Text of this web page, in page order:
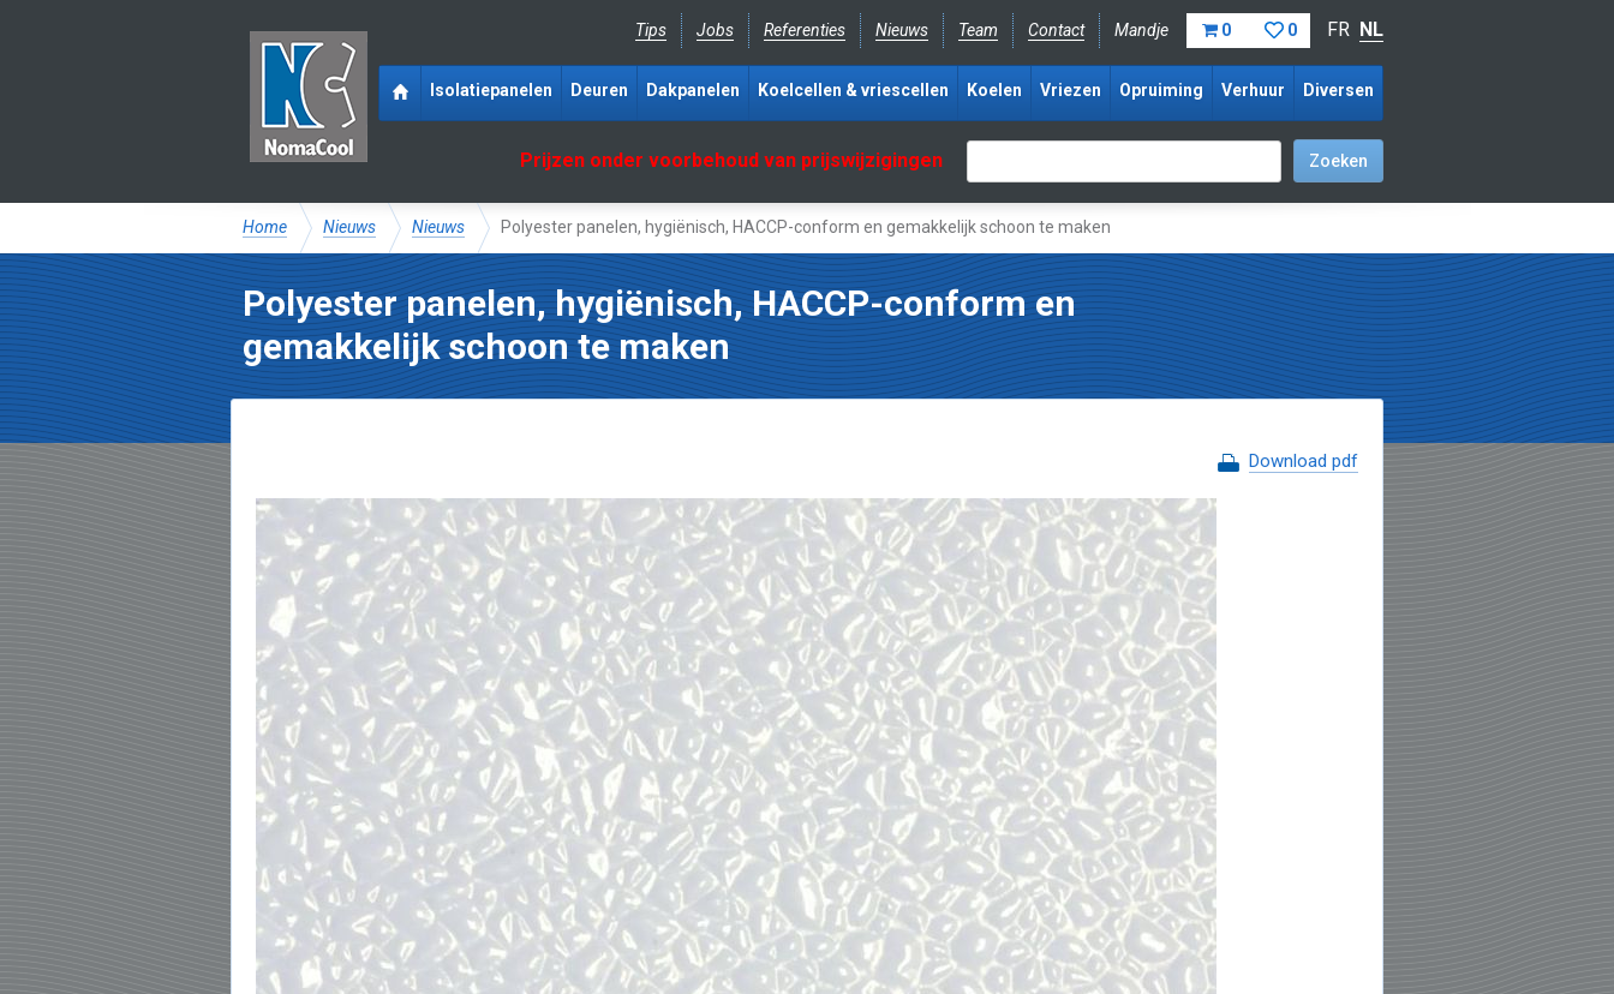
Tips Jobs Referenties Nieuws Team Contact Mandje 0 0 FR NL
Prijzen onder voorbehoud van prijswijzigingen
Isolatiepanelen Deuren Dakpanelen Koelcellen & vriescellen Koelen Vriezen Opruiming Verhuur Diversen
Home Nieuws Nieuws Polyester panelen, hygiënisch, HACCP-conform en gemakkelijk schoon te maken
Polyester panelen, hygiënisch, HACCP-conform en
gemakkelijk schoon te maken
Download pdf